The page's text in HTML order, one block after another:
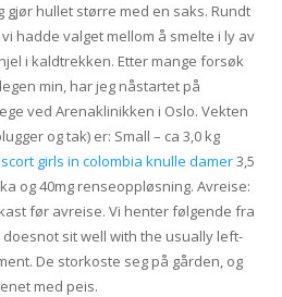
gjør hullet større med en saks. Rundt
hadde valget mellom å smelte i ly av
i kaldtrekken. Etter mange forsøk
min, har jeg nåstartet på
ved Arenaklinikken i Oslo. Vekten
og tak) er: Small – ca 3,0 kg
girls in colombia knulle damer3,5
og 40mg renseoppløsning. Avreise:
før avreise. Vi henter følgende fra
sit well with the usually left-
De storkoste seg på gården, og
med peis.